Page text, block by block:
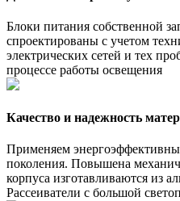
Блоки питания собственной
спроектированы с учетом
электрических сетей и тех
процессе работы освещения
Качество и надежность
Применяем
поколения. Повышена
корпуса изготавливаются из
Рассеиватели с большой